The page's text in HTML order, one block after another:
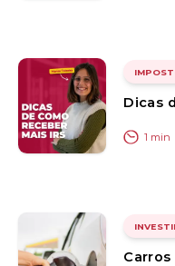
Dicas
1 min